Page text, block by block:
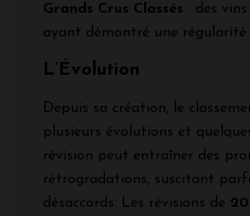
Grands Crus Classés : des
ayant démontré une régularité
L’Évolution
Depuis sa création, le
plusieurs évolutions et
révision peut entraîner des
rétrogradations, suscitant
désaccords. Les révisions de